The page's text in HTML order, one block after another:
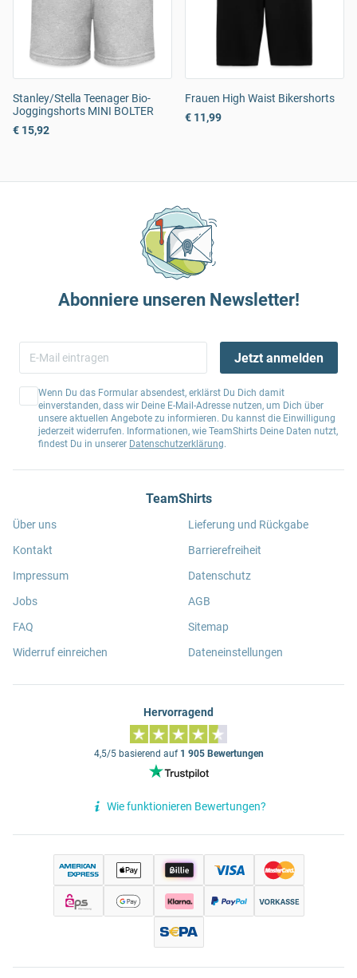
Stanley/Stella Teenager Bio-
Joggingshorts MINI BOLTER
€ 15,92
Frauen High Waist Bikershorts
€ 11,99
Abonniere unseren Newsletter!
Jetzt anmelden
Wenn Du das Formular absendest, erklärst Du Dich damit
einverstanden, dass wir Deine E-Mail-Adresse nutzen, um Dich über
unsere aktuellen Angebote zu informieren. Du kannst die Einwilligung
jederzeit widerrufen. Informationen, wie TeamShirts Deine Daten nutzt,
findest Du in unserer Datenschutzerklärung.
TeamShirts
Über uns
Kontakt
Impressum
Jobs
FAQ
Widerruf einreichen
Lieferung und Rückgabe
Barrierefreiheit
Datenschutz
AGB
Sitemap
Dateneinstellungen
Hervorragend
4,5/5 basierend auf 1 905 Bewertungen
Wie funktionieren Bewertungen?